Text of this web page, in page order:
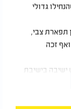
גדולי
תפארת צבי,
זכה
לראש ישיבה בישיבת
ובהמשך החל